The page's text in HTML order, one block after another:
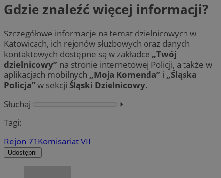
Gdzie znaleźć więcej informacji?
Szczegółowe informacje na temat dzielnicowych w
Katowicach, ich rejonów służbowych oraz danych
kontaktowych dostępne są w zakładce „Twój
dzielnicowy” na stronie internetowej Policji, a także w
aplikacjach mobilnych „Moja Komenda” i „Śląska
Policja” w sekcji Śląski Dzielnicowy.
Słuchaj
⏵︎
Tagi:
Rejon 71 Komisariat VII
Udostępnij